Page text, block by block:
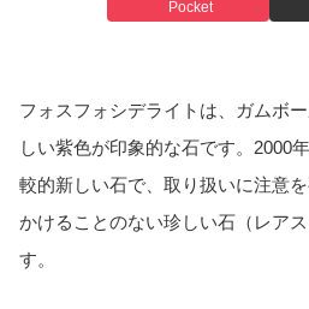
Pocket
フォスフォシデライトは、ガムボ
しい紫色が印象的な石です。2000
較的新しい石で、取り扱いに注意
かけることのない珍しい石（レア
す。